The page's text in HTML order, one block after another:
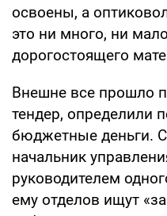
освоены, а
это ни много, ни
дорогостоящего
Внешне все прошло
тендер, определили
бюджетные деньги.
начальник
руководителем
ему отделов ищут